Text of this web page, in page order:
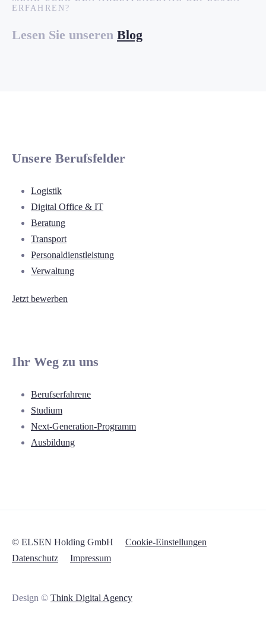
ERFAHREN?
Lesen Sie unseren Blog
Unsere Berufsfelder
Logistik
Digital Office & IT
Beratung
Transport
Personaldienstleistung
Verwaltung
Jetzt bewerben
Ihr Weg zu uns
Berufserfahrene
Studium
Next-Generation-Programm
Ausbildung
© ELSEN Holding GmbH
Cookie-Einstellungen
Datenschutz
Impressum
Design © Think Digital Agency